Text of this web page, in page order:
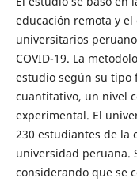
educación remota y
universitarios
COVID-19. La
estudio según su tipo
cuantitativo, un nivel
experimental. El
230 estudiantes de la
universidad peruana.
considerando que se